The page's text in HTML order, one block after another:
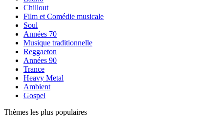
Chillout
Film et Comédie musicale
Soul
Années 70
Musique traditionnelle
Reggaeton
Années 90
Trance
Heavy Metal
Ambient
Gospel
Thèmes les plus populaires